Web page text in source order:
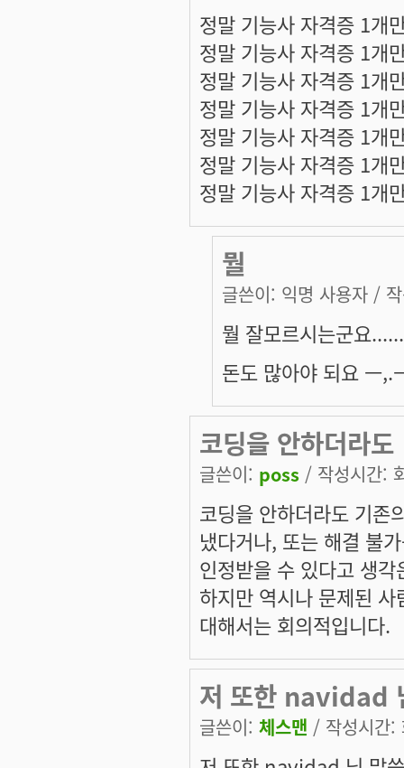
정말 기능사 자격증 1개
정말 기능사 자격증 1개
정말 기능사 자격증 1개
정말 기능사 자격증 1개
정말 기능사 자격증 1개
정말 기능사 자격증 1개
정말 기능사 자격증 1개
뭘
글쓴이: 익명 사용자 /
뭘 잘모르시는군요
돈도 많아야 되요 ㅡ,.
코딩을 안하더라도
글쓴이: poss / 작성시간:
코딩을 안하더라도 기존
냈다거나, 또는 해결 불
인정받을 수 있다고 생각
하지만 역시나 문제된
대해서는 회의적입니다.
저 또한 navidad
글쓴이: 체스맨 / 작성시간